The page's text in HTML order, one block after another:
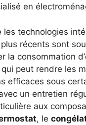
en
les technologies
récents sont
la consommation d’
qui peut rendre les
efficaces sous
un entretien
aux
, le